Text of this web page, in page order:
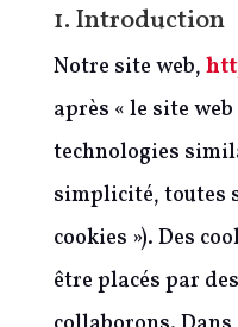
1. Introduction
Notre site web,
après « le site
technologies
simplicité, toutes
cookies »). Des
être placés par